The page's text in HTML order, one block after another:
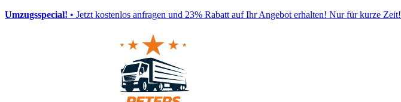
Umzugsspecial! • Jetzt kostenlos anfragen und 23% Rabatt auf Ihr Angebot erhalten! Nur für kurze Zeit!